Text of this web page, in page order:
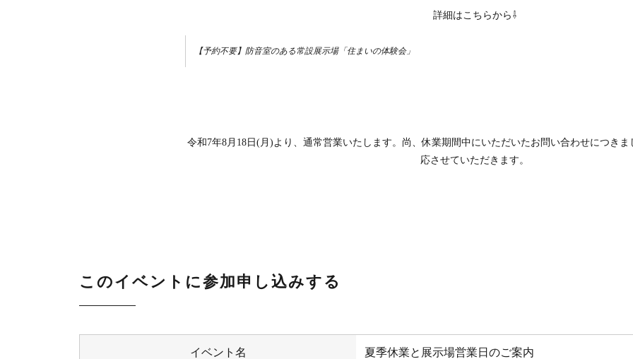
詳細はこちらから⇩
【予約不要】防音室のある常設展示場「住まいの体験会」
令和7年8月18日(月)より、通常営業いたします。尚、休業期間中にいただいたお問い合わせにつき
応させていただきます。
このイベントに参加申し込みする
イベント名 夏季休業と展示場営業日のご案内